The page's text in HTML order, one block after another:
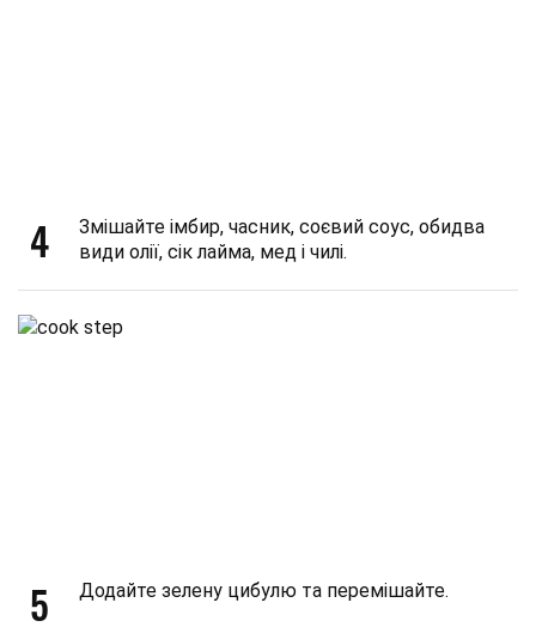
4
Змішайте імбир, часник, соєвий соус, обидва
види олії, сік лайма, мед і чилі.
5 Додайте зелену цибулю та перемішайте.